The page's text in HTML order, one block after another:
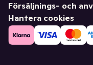
Försäljnings- och
Hantera cookies